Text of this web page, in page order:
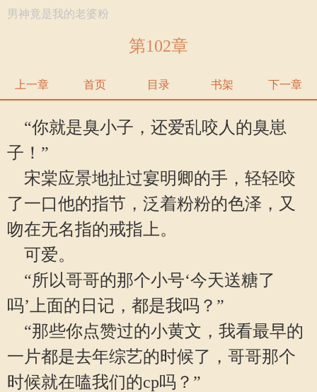
男神竟是我的老婆粉
第102章
上一章 首页 目录 书架 下一章
“你就是臭小子，还爱乱咬人的臭崽
子！”
宋棠应景地扯过宴明卿的手，轻轻咬
了一口他的指节，泛着粉粉的色泽，又
吻在无名指的戒指上。
可爱。
“所以哥哥的那个小号‘今天送糖了
吗’上面的日记，都是我吗？”
“那些你点赞过的小黄文，我看最早的
一片都是去年综艺的时候了，哥哥那个
时候就在嗑我们的cp吗？”